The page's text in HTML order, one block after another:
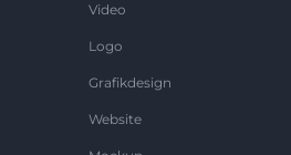
Video
Logo
Grafikdesign
Website